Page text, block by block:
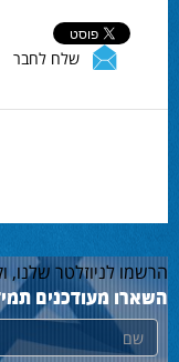
שלח לחבר
הרשמו לניוזלטר שלנו,
השארו מעודכנים
שם